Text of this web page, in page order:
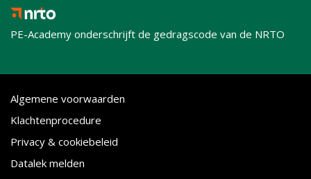
PE-Academy onderschrijft de gedragscode van de NRTO
Algemene voorwaarden
Klachtenprocedure
Privacy & cookiebeleid
Datalek melden